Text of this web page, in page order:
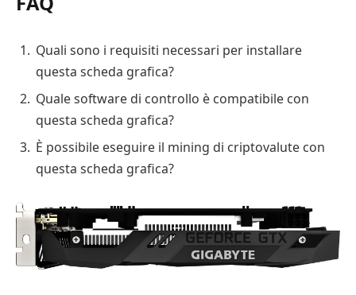
Quali sono i requisiti necessari per installare
questa scheda grafica?
Quale software di controllo è compatibile con
questa scheda grafica?
È possibile eseguire il mining di criptovalute con
questa scheda grafica?